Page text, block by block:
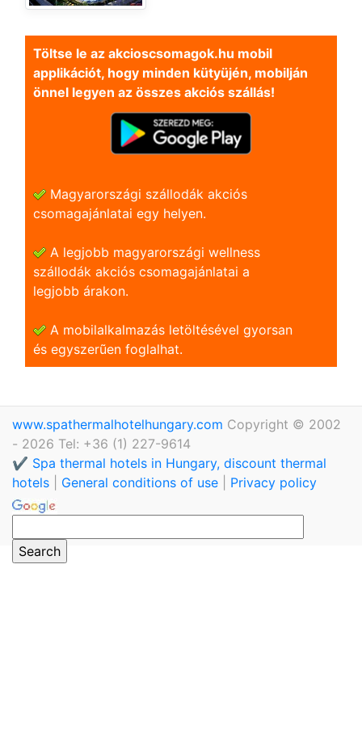
Töltse le az akcioscsomagok.hu mobil
applikációt, hogy minden kütyüjén, mobilján
önnel legyen az összes akciós szállás!
Magyarországi szállodák akciós
csomagajánlatai egy helyen.
A legjobb magyarországi wellness
szállodák akciós csomagajánlatai a
legjobb árakon.
A mobilalkalmazás letöltésével gyorsan
és egyszerũen foglalhat.
www.spathermalhotelhungary.com Copyright © 2002
- 2026 Tel: +36 (1) 227-9614
✔️ Spa thermal hotels in Hungary, discount thermal
hotels
General conditions of use Privacy policy